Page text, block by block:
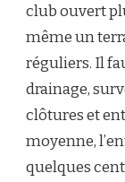
club ouvert
même un
réguliers. Il
drainage,
clôtures et
moyenne,
quelques